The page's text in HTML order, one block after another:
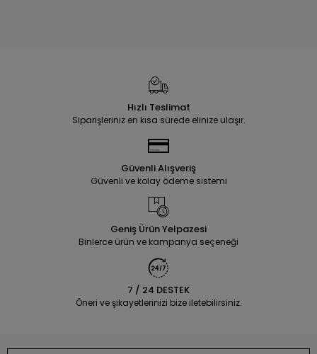
Hızlı Teslimat
Siparişleriniz en kısa sürede elinize ulaşır.
Güvenli Alışveriş
Güvenli ve kolay ödeme sistemi
Geniş Ürün Yelpazesi
Binlerce ürün ve kampanya seçeneği
7 / 24 DESTEK
Öneri ve şikayetlerinizi bize iletebilirsiniz.